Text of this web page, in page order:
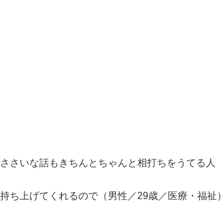
さいな話もきちんとちゃんと相打ちをうてる人
ち上げてくれるので（男性／29歳／医療・福祉）